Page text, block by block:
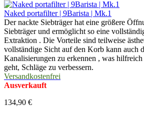
Naked portafilter | 9Barista | Mk.1
Der nackte Siebträger hat eine größere
Siebträger und ermöglicht so eine
Extraktion . Die Vorteile sind teilweise
vollständige Sicht auf den Korb kann auch
Kanalisierungen zu erkennen , was
geht, Schläge zu verbessern.
Versandkostenfrei
Ausverkauft
134,90 €